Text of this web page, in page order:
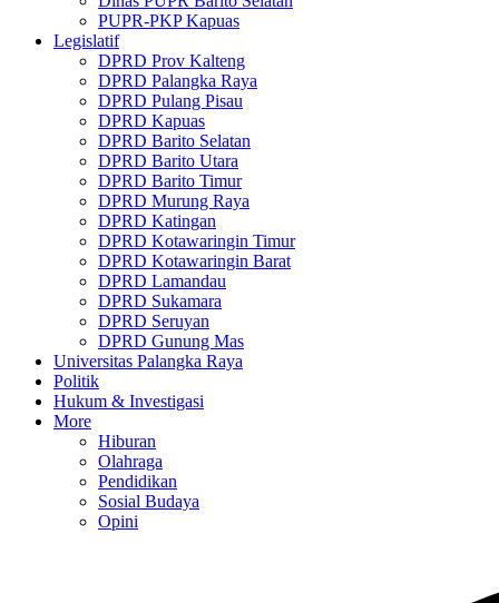
PUPR-PKP Kapuas
Legislatif
DPRD Prov Kalteng
DPRD Palangka Raya
DPRD Pulang Pisau
DPRD Kapuas
DPRD Barito Selatan
DPRD Barito Utara
DPRD Barito Timur
DPRD Murung Raya
DPRD Katingan
DPRD Kotawaringin Timur
DPRD Kotawaringin Barat
DPRD Lamandau
DPRD Sukamara
DPRD Seruyan
DPRD Gunung Mas
Universitas Palangka Raya
Politik
Hukum & Investigasi
More
Hiburan
Olahraga
Pendidikan
Sosial Budaya
Opini